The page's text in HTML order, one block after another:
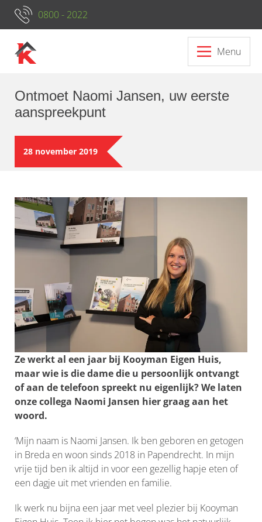
0800 - 2022
Menu
Ontmoet Naomi Jansen, uw eerste
aanspreekpunt
28 november 2019
Ze werkt al een jaar bij Kooyman Eigen Huis,
maar wie is die dame die u persoonlijk ontvangt
of aan de telefoon spreekt nu eigenlijk? We laten
onze collega Naomi Jansen hier graag aan het
woord.
‘Mijn naam is Naomi Jansen. Ik ben geboren en getogen
in Breda en woon sinds 2018 in Papendrecht. In mijn
vrije tijd ben ik altijd in voor een gezellig hapje eten of
een dagje uit met vrienden en familie.
Ik werk nu bijna een jaar met veel plezier bij Kooyman